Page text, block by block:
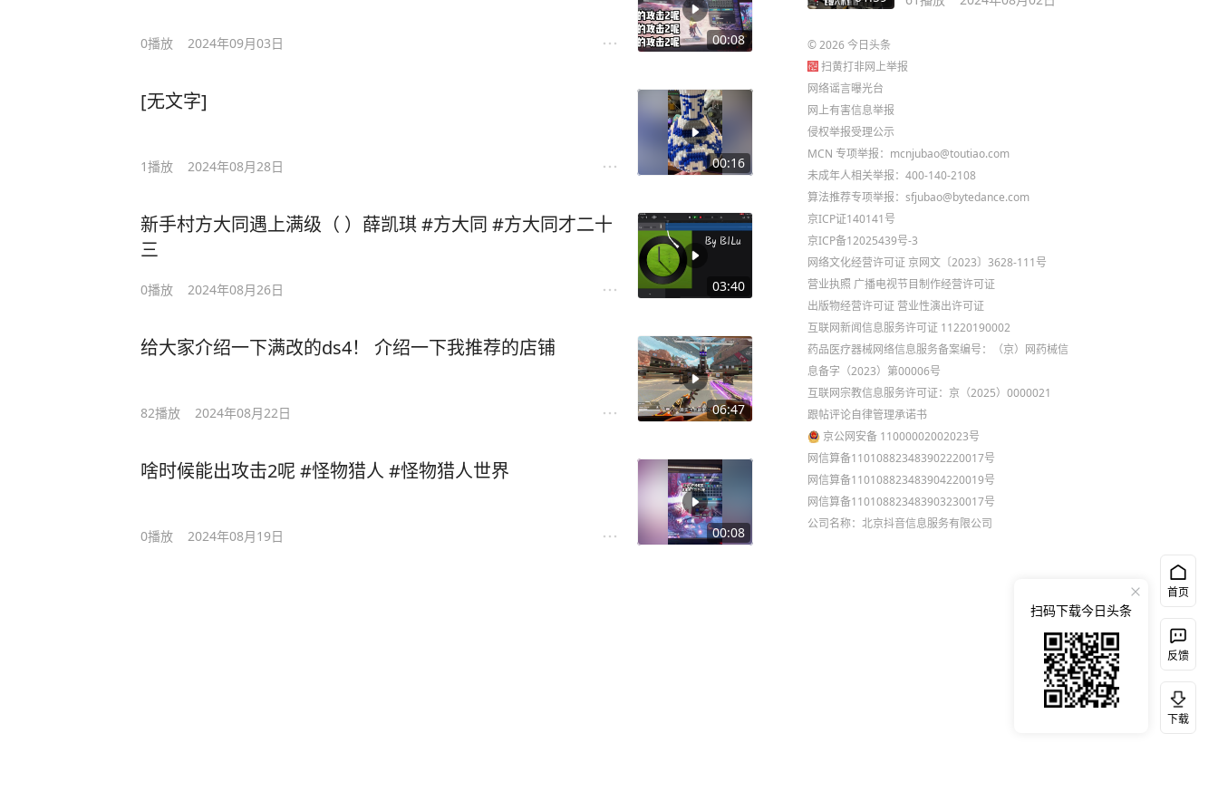
00:08
0播放 2024年09月03日
00:16
[无文字]
1播放 2024年08月28日
03:40
新手村方大同遇上满级（ ）薛凯琪 #方大同 #方大同才二十
三
0播放 2024年08月26日
06:47
给大家介绍一下满改的ds4！ 介绍一下我推荐的店铺
82播放 2024年08月22日
00:08
啥时候能出攻击2呢 #怪物猎人 #怪物猎人世界
0播放 2024年08月19日
©2026今日头条
扫黄打非网上举报
网络谣言曝光台
网上有害信息举报
侵权举报受理公示
MCN 专项举报：mcnjubao@toutiao.com
未成年人相关举报：400-140-2108
算法推荐专项举报：sfjubao@bytedance.com
京ICP证140141号
京ICP备12025439号-3
网络文化经营许可证 京网文〔2023〕3628-111号
营业执照 广播电视节目制作经营许可证
出版物经营许可证 营业性演出许可证
互联网新闻信息服务许可证 11220190002
药品医疗器械网络信息服务备案编号：（京）网药械信
息备字（2023）第00006号
互联网宗教信息服务许可证：京（2025）0000021
跟帖评论自律管理承诺书
京公网安备 11000002002023号
网信算备110108823483902220017号
网信算备110108823483904220019号
网信算备110108823483903230017号
公司名称：北京抖音信息服务有限公司
首页
反馈
下载
扫码下载今日头条